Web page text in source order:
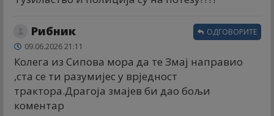
Рибник
09.06.2026 21:11
Колега из Сипова мора да те Змај направио
,ста се ти разумијес у врједност
трактора.Драгоја змајев би дао бољи
коментар
ОДГОВОРИТЕ